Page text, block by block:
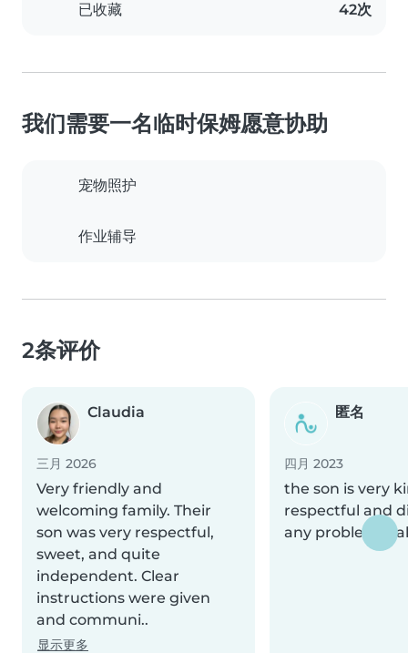
已收藏 42次
我们需要一名临时保姆愿意协助
宠物照护
作业辅导
2条评价
Claudia
三月 2026
Very friendly and
welcoming family. Their
son was very respectful,
sweet, and quite
independent. Clear
instructions were given
and communi..
显示更多
匿名
四月 2023
the son is very
respectful and
any problems